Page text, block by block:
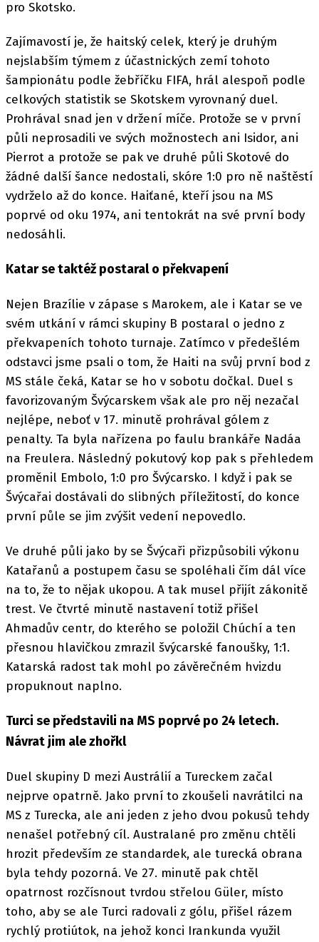
pro Skotsko.
Zajímavostí je, že haitský celek, který je druhým
nejslabším týmem z účastnických zemí tohoto
šampionátu podle žebříčku FIFA, hrál alespoň podle
celkových statistik se Skotskem vyrovnaný duel.
Prohrával snad jen v držení míče. Protože se v první
půli neprosadili ve svých možnostech ani Isidor, ani
Pierrot a protože se pak ve druhé půli Skotové do
žádné další šance nedostali, skóre 1:0 pro ně naštěstí
vydrželo až do konce. Haiťané, kteří jsou na MS
poprvé od oku 1974, ani tentokrát na své první body
nedosáhli.
Katar se taktéž postaral o překvapení
Nejen Brazílie v zápase s Marokem, ale i Katar se ve
svém utkání v rámci skupiny B postaral o jedno z
překvapeních tohoto turnaje. Zatímco v předešlém
odstavci jsme psali o tom, že Haiti na svůj první bod z
MS stále čeká, Katar se ho v sobotu dočkal. Duel s
favorizovaným Švýcarskem však ale pro něj nezačal
nejlépe, neboť v 17. minutě prohrával gólem z
penalty. Ta byla nařízena po faulu brankáře Nadáa
na Freulera. Následný pokutový kop pak s přehledem
proměnil Embolo, 1:0 pro Švýcarsko. I když i pak se
Švýcařai dostávali do slibných příležitostí, do konce
první půle se jim zvýšit vedení nepovedlo.
Ve druhé půli jako by se Švýcaři přizpůsobili výkonu
Katařanů a postupem času se spoléhali čím dál více
na to, že to nějak ukopou. A tak musel přijít zákonitě
trest. Ve čtvrté minutě nastavení totiž přišel
Ahmadův centr, do kterého se položil Chúchí a ten
přesnou hlavičkou zmrazil švýcarské fanoušky, 1:1.
Katarská radost tak mohl po závěrečném hvizdu
propuknout naplno.
Turci se představili na MS poprvé po 24 letech.
Návrat jim ale zhořkl
Duel skupiny D mezi Austrálií a Tureckem začal
nejprve opatrně. Jako první to zkoušeli navrátilci na
MS z Turecka, ale ani jeden z jeho dvou pokusů tehdy
nenašel potřebný cíl. Australané pro změnu chtěli
hrozit především ze standardek, ale turecká obrana
byla tehdy pozorná. Ve 27. minutě pak chtěl
opatrnost rozčísnout tvrdou střelou Güler, místo
toho, aby se ale Turci radovali z gólu, přišel rázem
rychlý protiútok, na jehož konci Irankunda využil